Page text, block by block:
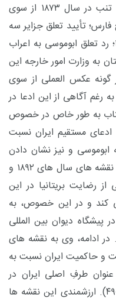
شیخ رأس الخیمه در خصوص جزیرۀ تنب در سال ۱۸۷۳ از سوی
فارس؛ تأیید تعلق جزایر سه
گانه در گزارش های رسمی ۱۸۷۴-۱۸۷۲؛ رد تعلق ابوموسی به اعراب
به وزارت امور خارجه این
و فقدان هر گونه عکس العملی از سوی
رغم آگاهی از این ادعا در
نویسندۀ کتاب به طور خاص در خصوص
مستقیم ایران نسبت
و نیز نشان دادن
جزایر به رنگ سرزمین اصلی ایران در نقشه های سال های ۱۸۹۲ و
از رضایت بریتانیا در این
کند و در این خصوص، به
پیشگاه دیوان بین المللی
استناد می نماید (ص ۴۸). در ادامه، وی به نقشه های
و حاکمیت ایران نسبت به
طرفِ اصلی ایران در
مناقشه ترسیم شده است (صص ۵۲-۴۹). ارزشمندی این نقشه ها